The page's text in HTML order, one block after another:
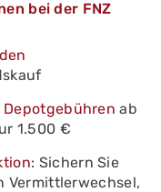
bei der FNZ
ab
1.500 €
: Sichern Sie
Vermittlerwechsel,